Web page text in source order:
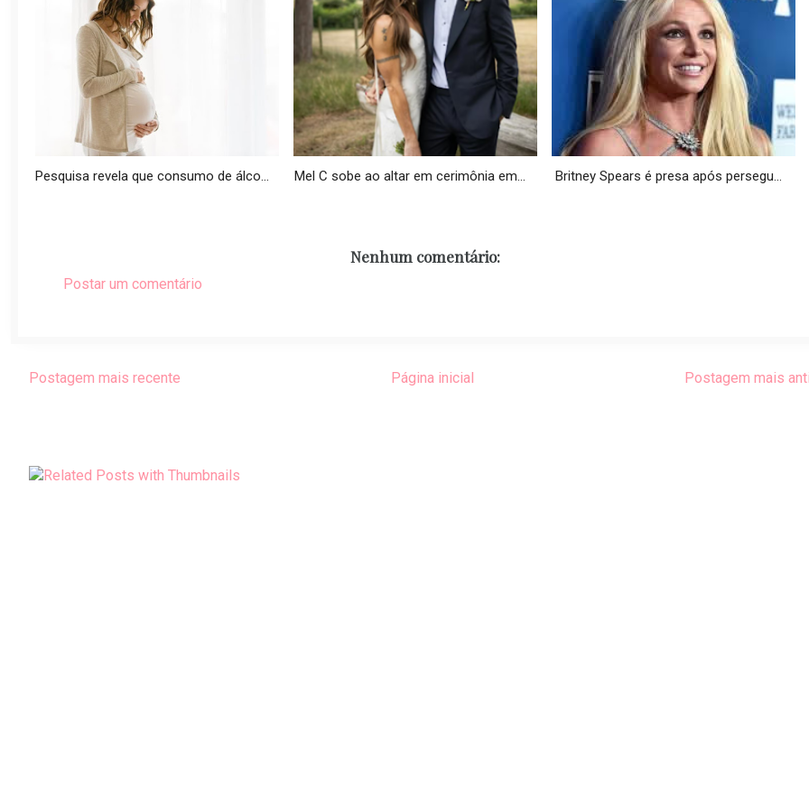
Pesquisa revela que consumo de álco... Mel C sobe ao altar em cerimônia em... Britney Spears é presa após persegu...
Nenhum comentário:
Postar um comentário
Postagem mais recente Postagem mais
Página inicial